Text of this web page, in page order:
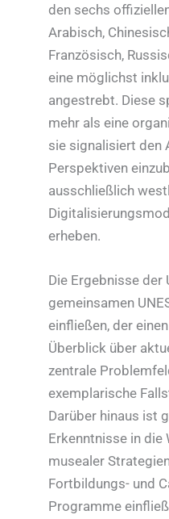
den sechs
Arabisch,
Französisch,
eine möglichst
angestrebt. Diese
mehr als eine
sie signalisiert den
Perspektiven
ausschließlich
erheben.
Die Ergebnisse der
gemeinsamen
einfließen, der
Überblick über
zentrale
exemplarische
Darüber hinaus ist
Erkenntnisse in
musealer
Fortbildungs- und
Programme